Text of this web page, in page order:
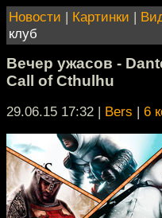
Новости | Картинки |
клуб
Вечер ужасов -
Call of Cthulhu
29.06.15 17:32 | Bers | 6